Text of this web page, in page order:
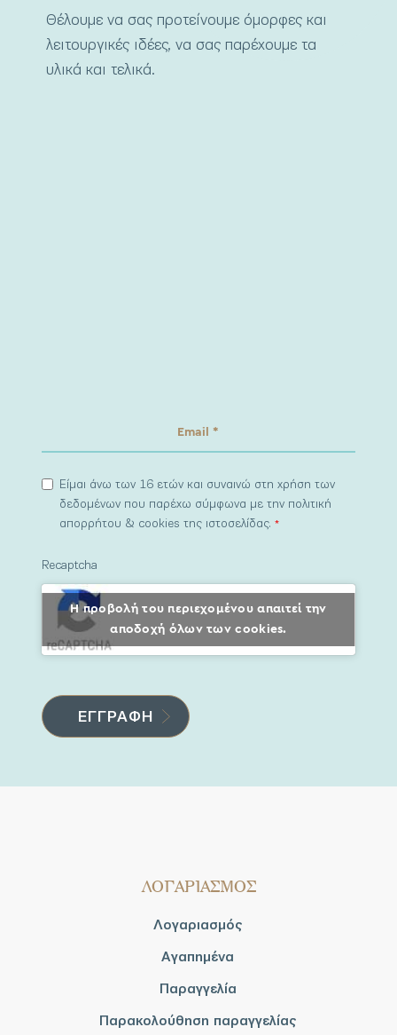
Θέλουμε να σας προτείνουμε όμορφες και
λειτουργικές ιδέες, να σας παρέχουμε τα
υλικά και τελικά.
Είμαι άνω των 16 ετών και συναινώ στη χρήση των
δεδομένων που παρέχω σύμφωνα με την πολιτική
απορρήτου & cookies της ιστοσελίδας.*
Recaptcha
Η προβολή του περιεχομένου απαιτεί την
αποδοχή όλων των cookies.
ΛΟΓΑΡΙΑΣΜΟΣ
Λογαριασμός
Αγαπημένα
Παραγγελία
Παρακολούθηση παραγγελίας